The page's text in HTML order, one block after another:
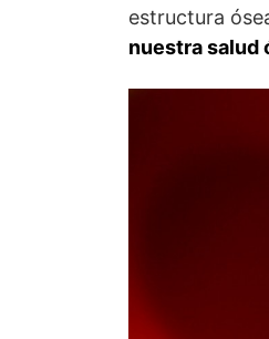
estructura
nuestra salud